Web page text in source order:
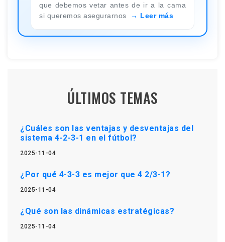
que debemos vetar antes de ir a la cama
si queremos asegurarnos
Leer más
ÚLTIMOS TEMAS
¿Cuáles son las ventajas y desventajas del
sistema 4-2-3-1 en el fútbol?
2025-11-04
¿Por qué 4-3-3 es mejor que 4 2/3-1?
2025-11-04
¿Qué son las dinámicas estratégicas?
2025-11-04